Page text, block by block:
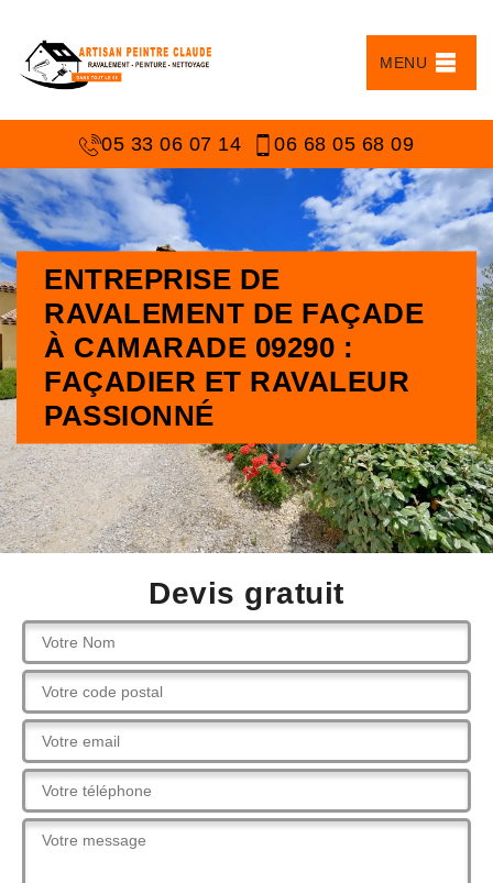
MENU
05 33 06 07 14 06 68 05 68 09
ENTREPRISE DE
RAVALEMENT DE FAÇADE
À CAMARADE 09290 :
FAÇADIER ET RAVALEUR
PASSIONNÉ
Devis gratuit